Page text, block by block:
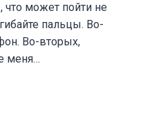
что может пойти не
пальцы. Во-
Во-вторых,
меня…